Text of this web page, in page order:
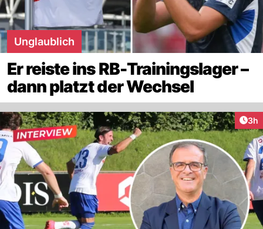
Unglaublich
Er reiste ins RB-Trainingslager –
dann platzt der Wechsel
3h